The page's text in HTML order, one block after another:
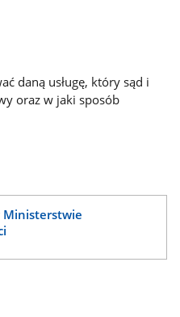
daną usługę, który sąd i
oraz w jaki sposób
Ministerstwie